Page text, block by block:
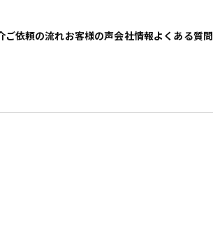
ご依頼の流れお客様の声会社情報よくある質問